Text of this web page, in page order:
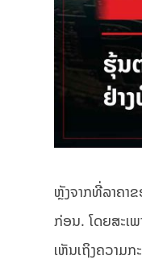
ຫຼັງຈາກທີ່ລາຄາ
ກ່ອນ. ໂດຍສະເ
ເຫັນເຖິງຄວາມ